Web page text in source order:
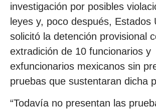
investigación por posibles
leyes y, poco después, Estados
solicitó la detención provisional
extradición de 10 funcionarios y
exfuncionarios mexicanos sin
pruebas que sustentaran dicha
“Todavía no presentan las